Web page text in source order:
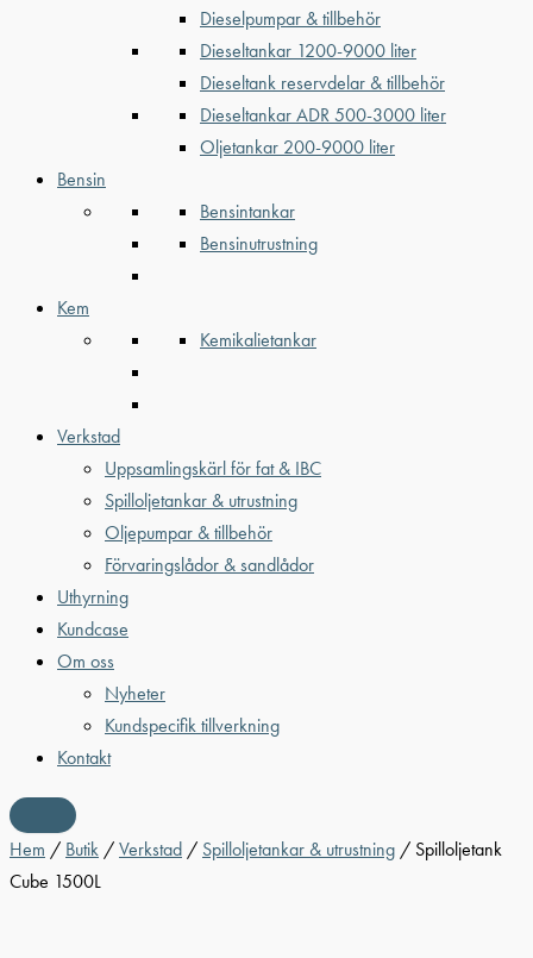
Dieselpumpar & tillbehör
Dieseltankar 1200-9000 liter
Dieseltank reservdelar & tillbehör
Dieseltankar ADR 500-3000 liter
Oljetankar 200-9000 liter
Bensin
Bensintankar
Bensinutrustning
Kem
Kemikalietankar
Verkstad
Uppsamlingskärl för fat & IBC
Spilloljetankar & utrustning
Oljepumpar & tillbehör
Förvaringslådor & sandlådor
Uthyrning
Kundcase
Om oss
Nyheter
Kundspecifik tillverkning
Kontakt
Hem / Butik /Verkstad / Spilloljetankar & utrustning / Spilloljetank
Cube 1500L